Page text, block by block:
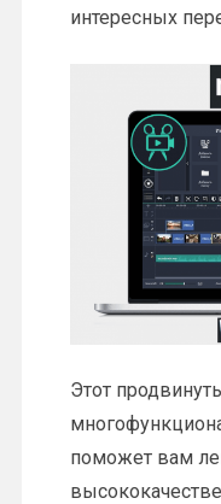
интересных
Этот
поможет вам